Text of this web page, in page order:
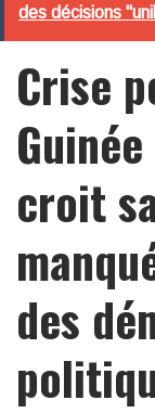
des décisions
Crise
croit
des